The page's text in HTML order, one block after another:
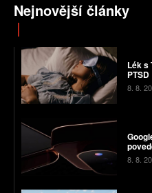
Nejnovější články
Lék s
PTSD
8. 8.
8. 8.